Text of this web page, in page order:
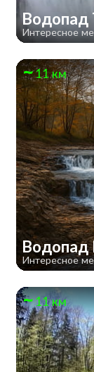
Водопад
Интересное
11 км
Водопад
Интересное
11 км